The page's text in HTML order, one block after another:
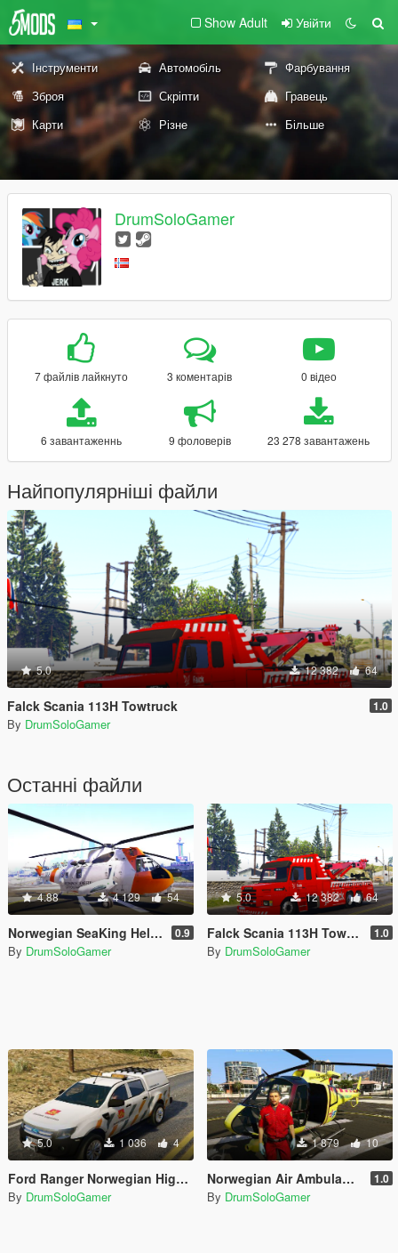
Show Adult Увійти
Інструменти Автомобіль
Фарбування
Зброя
Скріпти
Гравець
Карти
Різне Більше
DrumSoloGamer
7 файлів лайкнуто 3 коментарів 0 відео
6 завантаженнь 9 фоловерів 23 278 завантажень
Найпопулярніші файли
5.0 12 382 64
Falck Scania 113H Towtruck 1.0
By DrumSoloGamer
Останні файли
4.88 4 129 54
Norwegian SeaKing Helicopter - SAR 0.9
By DrumSoloGamer
5.0 12 382 64
Falck Scania 113H Towtruck 1.0
By DrumSoloGamer
5.0 1 036 4
Ford Ranger Norwegian Highway Authority
By DrumSoloGamer
1 879 10
Norwegian Air Ambulance + Paramedic 1.0
By DrumSoloGamer